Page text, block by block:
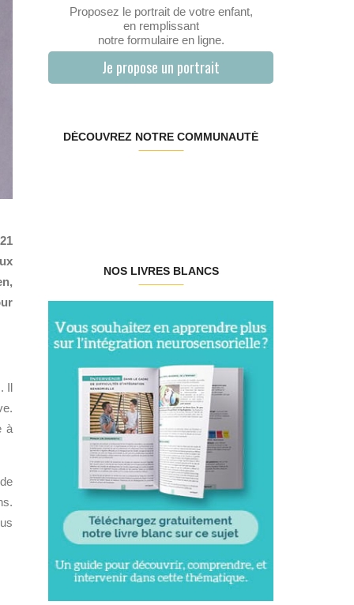
Il
à
Proposez le portrait de votre enfant,
en remplissant
notre formulaire en ligne.
Je propose un portrait
DÉCOUVREZ NOTRE COMMUNAUTÉ
NOS LIVRES BLANCS